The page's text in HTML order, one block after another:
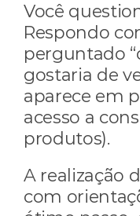
Você
Respondo
perguntado
gostaria de
aparece em
acesso a
produtos).
A realização
com